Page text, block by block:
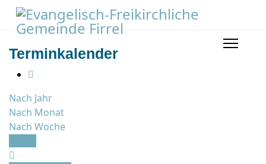
Terminkalender
Nach Jahr
Nach Monat
Nach Woche